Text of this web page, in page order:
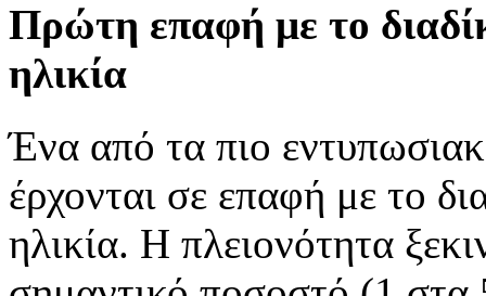
Πρώτη επαφή με το
ηλικία
Ένα από τα πιο
έρχονται σε επαφή με το
ηλικία. Η πλειονότητα